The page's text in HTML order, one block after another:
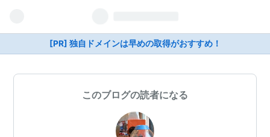
[PR] 独自ドメインは早めの取得がおすすめ！
このブログの読者になる